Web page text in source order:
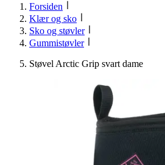
Forsiden
Klær og sko
Sko og støvler
Gummistøvler
Støvel Arctic Grip svart dame